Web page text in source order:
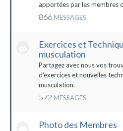
apportées par les membres
866 MESSAGES
Exercices et
musculation
Partagez avec nous vos
d'exercices et nouvelles
musculation.
572 MESSAGES
Photo des Membres